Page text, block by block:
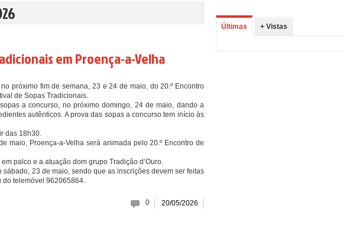
em Proença-a-Velha
próximo fim de semana, 23 e 24 de maio, do 20.º Encontro
de Sopas Tradicionais.
a concurso, no próximo domingo, 24 de maio, dando a
autênticos. A prova das sopas a concurso tem início às
das 18h30.
maio, Proença-a-Velha será animada pelo 20.º Encontro de
palco e a atuação dom grupo Tradição d’Ouro.
23 de maio, sendo que as inscrições devem ser feitas
do telemóvel 962065864.
20/05/2026
0
Últimas + Vistas